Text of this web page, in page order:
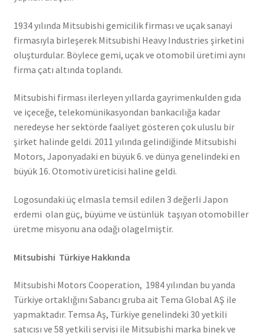
1934 yılında Mitsubishi gemicilik firması ve uçak sanayi
firmasıyla birleşerek Mitsubishi Heavy Industries şirketini
oluşturdular. Böylece gemi, uçak ve otomobil üretimi aynı
firma çatı altında toplandı.
Mitsubishi firması ilerleyen yıllarda gayrimenkulden gıda
ve içeceğe, telekomünikasyondan bankacılığa kadar
neredeyse her sektörde faaliyet gösteren çok uluslu bir
şirket halinde geldi. 2011 yılında gelindiğinde Mitsubishi
Motors, Japonyadaki en büyük 6. ve dünya genelindeki en
büyük 16. Otomotiv üreticisi haline geldi.
Logosundaki üç elmasla temsil edilen 3 değerli Japon
erdemi olan güç, büyüme ve üstünlük taşıyan otomobiller
üretme misyonu ana odağı olagelmiştir.
Mitsubishi Türkiye Hakkında
Mitsubishi Motors Cooperation, 1984 yılından bu yanda
Türkiye ortaklığını Sabancı gruba ait Tema Global AŞ ile
yapmaktadır. Temsa Aş, Türkiye genelindeki 30 yetkili
satıcısı ve 58 yetkili servisi ile Mitsubishi marka binek ve